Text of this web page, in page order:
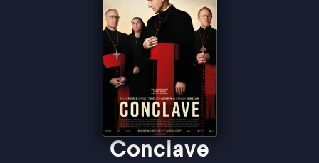
Conclave